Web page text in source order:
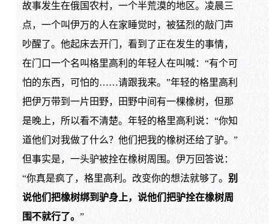
故事发生在俄国农村，一个半荒漠的地区。凌晨三
点，一个叫伊万的人在家睡觉时，被猛烈的敲门声
吵醒了。他起床去开门，看到了正在发生的事情，
在门口一个名叫格里高利的年轻人在叫喊：“有个可
怕的东西，可怕的……请跟我来。”年轻的格里高利
把伊万带到一片田野，田野中间有一棵橡树，但那
是晚上，所以看不清楚。年轻的格里高利说：“你知
道他们对我做了什么？他们把我的橡树还给了驴。”
但事实是，一头驴被拴在橡树周围。伊万回答说：
“你真是疯了，格里高利。改变你的想法就够了。 别
说他们把橡树绑到驴身上，说他们把驴拴在橡树周
围不就行了。 ”